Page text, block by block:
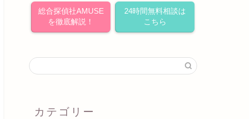
総合探偵社AMUSE
を徹底解説！
24時間無料相談は
こちら
カテゴリー